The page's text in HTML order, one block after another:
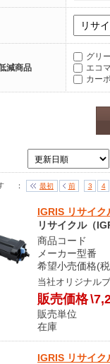
減商品
グリ
エコ
カー
： 最初 前 3 4
IGRIS リサイ
リサイクル（
商品コード
メーカー型
希望小売価格(
当社オリジナル
販売価格
販売単
在庫
IGRIS リサイ